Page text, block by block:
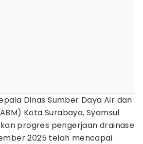
Dinas Sumber Daya Air dan
Kota Surabaya, Syamsul
progres pengerjaan drainase
2025 telah mencapai